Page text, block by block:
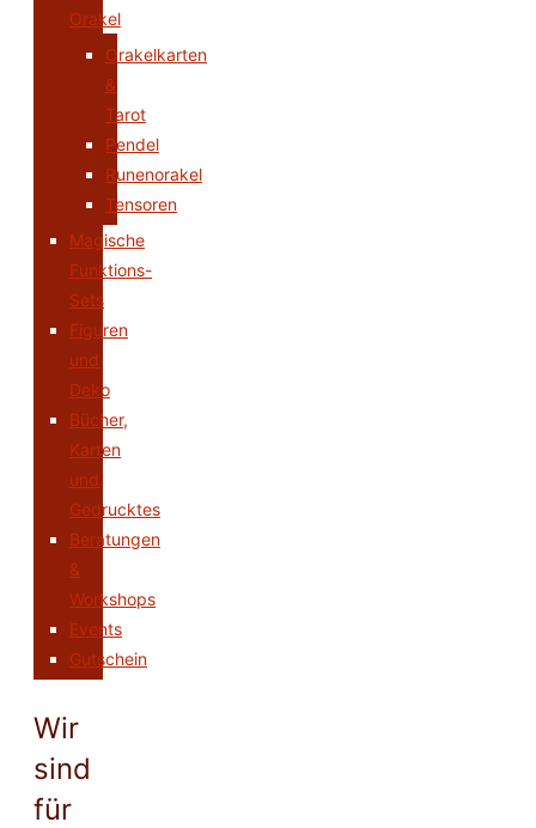
Orakel
Orakelkarten
&
Tarot
Pendel
Runenorakel
Tensoren
Magische
Funktions-
Sets
Figuren
und
Deko
Bücher,
Karten
und
Gedrucktes
Beratungen
&
Workshops
Events
Gutschein
Wir
sind
für